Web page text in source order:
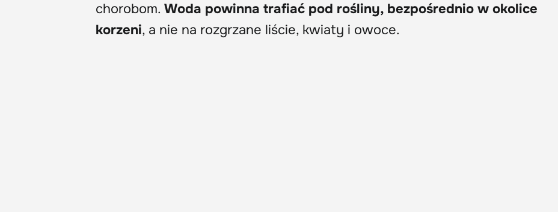
chorobom. Woda powinna trafiać pod rośliny, bezpośrednio w okolice
korzeni, a nie na rozgrzane liście, kwiaty i owoce.